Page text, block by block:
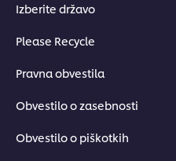
Izberite državo
Please Recycle
Pravna obvestila
Obvestilo o zasebnosti
Obvestilo o piškotkih